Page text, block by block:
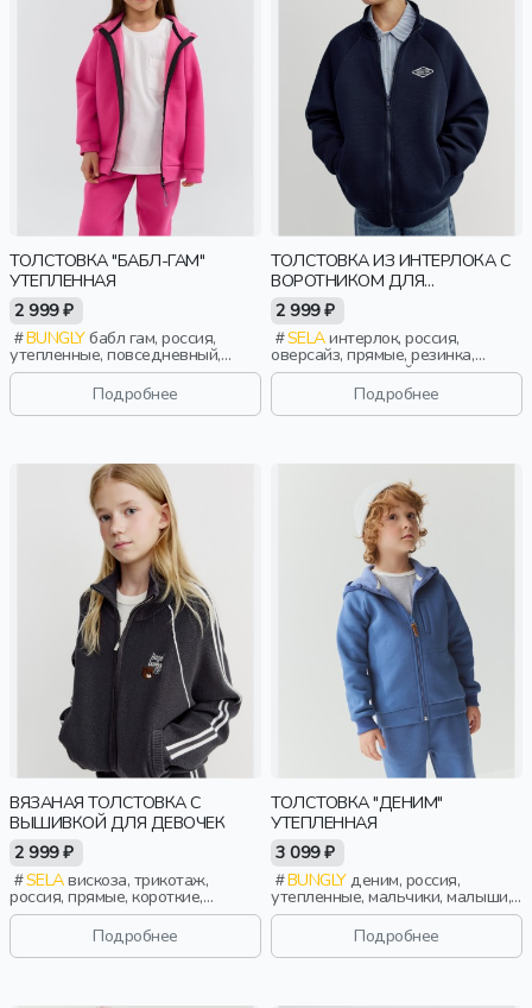
ТОЛСТОВКА "БАБЛ-ГАМ"
УТЕПЛЕННАЯ
2 999 ₽
BUNGLYбабл гам, россия,
утепленные, повседневный,
девочки, малыши, дошкольники,
Подробнее
ТОЛСТОВКА ИЗ ИНТЕРЛОКА С
ВОРОТНИКОМ ДЛЯ
МАЛЬЧИКОВ
2 999 ₽
SELAинтерлок, россия,
оверсайз, прямые, резинка,
длинные, длинный рукав, ворот,
школа, манжета, свободные,
прорези, вышивка, воротник,
воротник-стойка, мальчики, дети
Подробнее
ВЯЗАНАЯ ТОЛСТОВКА С
ВЫШИВКОЙ ДЛЯ ДЕВОЧЕК
2 999 ₽
SELAвискоза, трикотаж,
россия, прямые, короткие,
резинка, длинные, вязаные,
длинный рукав, застежка,
лампасы, стопперы, манжета,
прорези, вышивка, воротник,
Подробнее
ТОЛСТОВКА "ДЕНИМ"
УТЕПЛЕННАЯ
3 099 ₽
BUNGLYденим, россия,
утепленные, мальчики, малыши,
дошкольники, дети
Подробнее